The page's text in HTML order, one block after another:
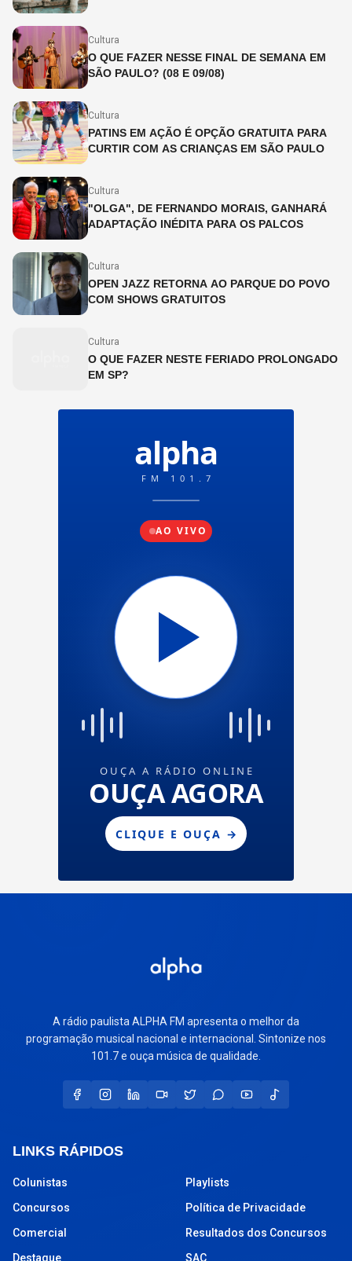
Cultura
O QUE FAZER NESSE FINAL DE SEMANA EM
SÃO PAULO? (08 E 09/08)
Cultura
PATINS EM AÇÃO É OPÇÃO GRATUITA PARA
CURTIR COM AS CRIANÇAS EM SÃO PAULO
Cultura
"OLGA", DE FERNANDO MORAIS, GANHARÁ
ADAPTAÇÃO INÉDITA PARA OS PALCOS
Cultura
OPEN JAZZ RETORNA AO PARQUE DO POVO
COM SHOWS GRATUITOS
Cultura
O QUE FAZER NESTE FERIADO PROLONGADO
EM SP?
A rádio paulista ALPHA FM apresenta o melhor da
programação musical nacional e internacional. Sintonize nos
101.7 e ouça música de qualidade.
LINKS RÁPIDOS
Colunistas
Concursos
Comercial
Destaque
Playlists
Política de Privacidade
Resultados dos Concursos
SAC